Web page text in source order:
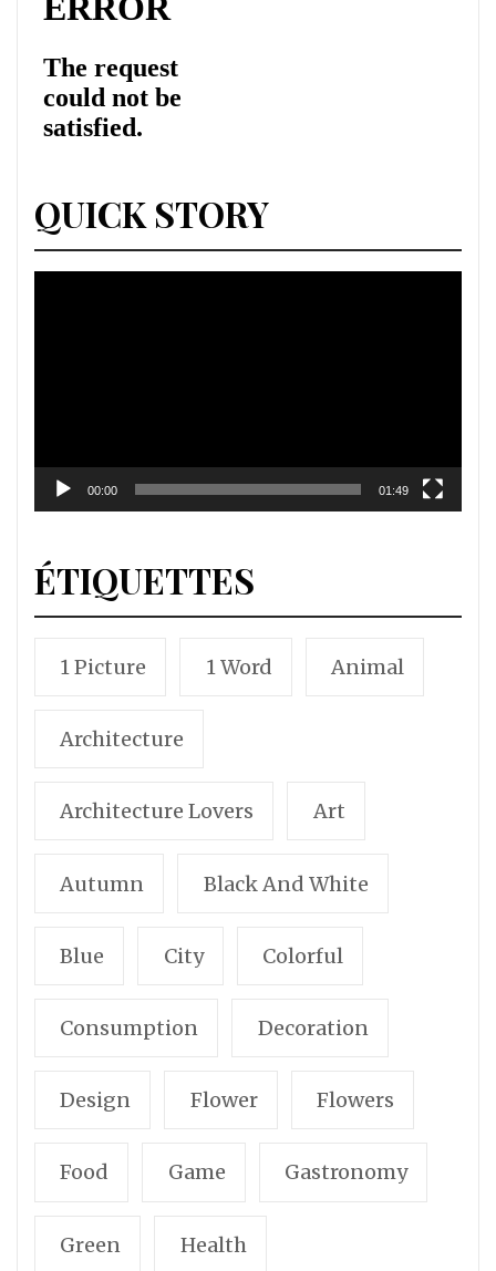
QUICK STORY
00:00 01:49
ÉTIQUETTES
1 Picture 1 Word Animal
Architecture
Architecture Lovers Art
Autumn Black And White
Blue City Colorful
Consumption Decoration
Design Flower Flowers
Food Game Gastronomy
Green Health